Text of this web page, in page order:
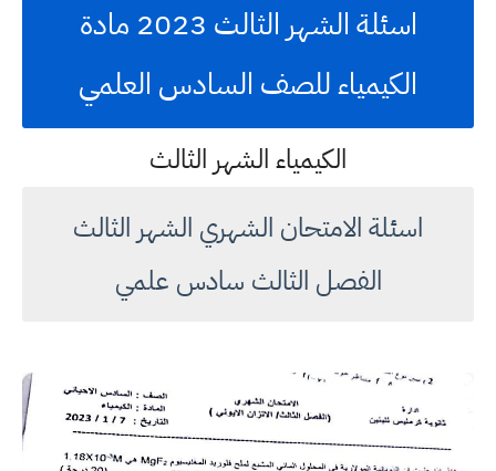
اسئلة الشهر الثالث 2023 مادة
الكيمياء للصف السادس العلمي
الكيمياء الشهر الثالث
اسئلة الامتحان الشهري الشهر الثالث
الفصل الثالث سادس علمي